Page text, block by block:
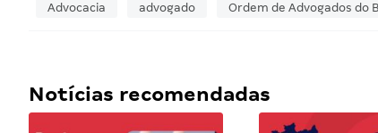
Advocacia advogado Ordem de Advogados do
Notícias recomendadas